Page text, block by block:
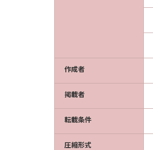
作成者
掲載者
転載条件
圧縮形式